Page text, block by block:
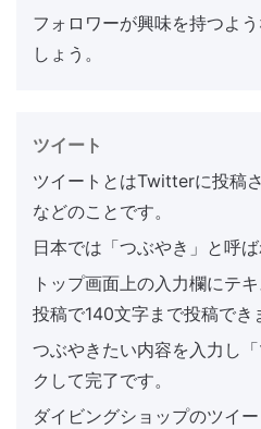
フォロワーが興味を持つよ
しょう。
ツイート
ツイートとはTwitterに投稿
などのことです。
日本では「つぶやき」と呼
トップ画面上の入力欄にテ
投稿で140文字まで投稿でき
つぶやきたい内容を入力し
クして完了です。
ダイビングショップのツイ